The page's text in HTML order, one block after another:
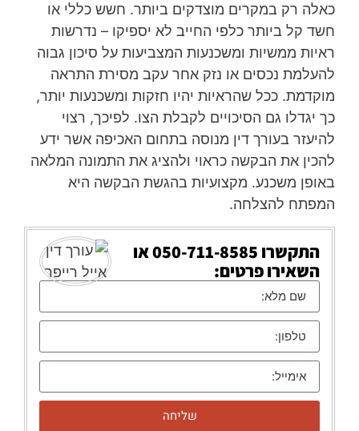
כאלה רק במקרים מוצדקים ביותר. חשש כללי או
חשד קל ביותר כלפי החייב לא יספיקו – נדרשות
ראיות ממשיות ומשכנעות המצביעות על סיכון גבוה
להעלמת נכסים או נזק אחר עקב מסירת התראה
מוקדמת. ככל שהראיות יהיו חזקות ומשכנעות יותר,
כך יגדלו גם הסיכויים לקבלת הצו. לפיכך, רצוי
להיעזר בעורך דין מנוסה בתחום האכיפה אשר ידע
להכין את הבקשה כראוי ולהציג את התמונה המלאה
באופן משכנע. מקצועיות בהגשת הבקשה היא
המפתח להצלחה.
התקשרו 050-711-8585או
השאירו פרטים:
שליחה